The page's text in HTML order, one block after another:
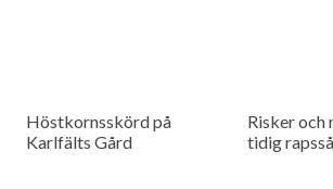
Höstkornsskörd på
Karlfälts Gård
Risker och
tidig